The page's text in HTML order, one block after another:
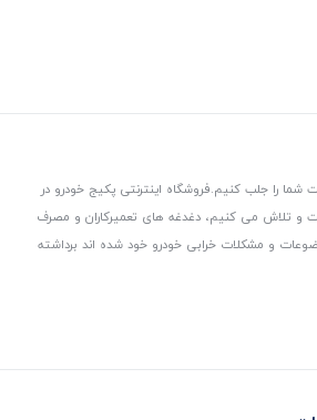
شما را جلب کنیم.فروشگاه اینترنتی پکیج خودرو در
و تلاش می کنیم، دغدغه های تعمیرکاران و مصرف
و مشکلات خرابی خودرو خود شده اند برداشته